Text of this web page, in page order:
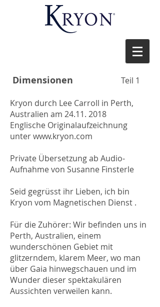
Dimensionen Teil 1
Kryon durch Lee Carroll in Perth,
Australien am 24.11. 2018
Englische Originalaufzeichnung
unter www.kryon.com
Private Übersetzung ab Audio-
Aufnahme von Susanne Finsterle
Seid gegrüsst ihr Lieben, ich bin
Kryon vom Magnetischen Dienst .
Für die Zuhörer: Wir befinden uns in
Perth, Australien, einem
wunderschönen Gebiet mit
glitzerndem, klarem Meer, wo man
über Gaia hinwegschauen und im
Wunder dieser spektakulären
Aussichten verweilen kann.